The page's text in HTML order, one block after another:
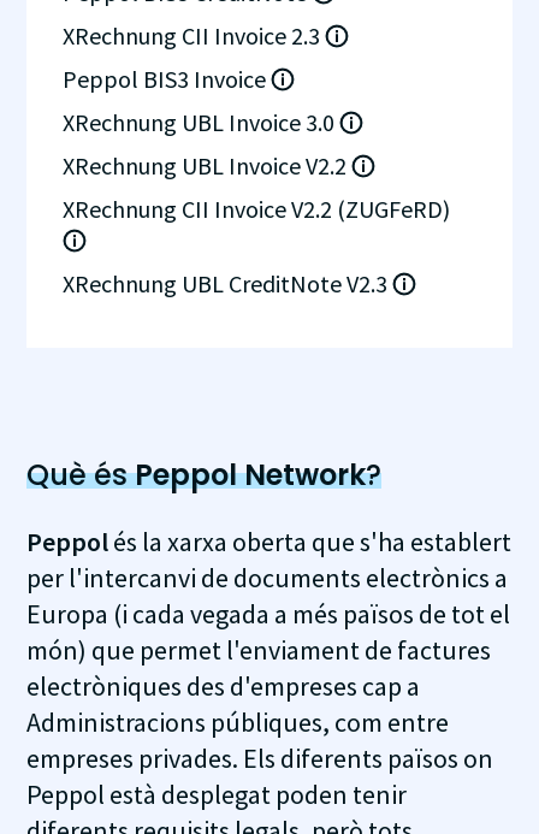
XRechnung CII Invoice 2.3
Peppol BIS3 Invoice
XRechnung UBL Invoice 3.0
XRechnung UBL Invoice V2.2
XRechnung CII Invoice V2.2 (ZUGFeRD)
XRechnung UBL CreditNote V2.3
Què ésPeppol Network?
Peppolés la xarxa oberta que s'ha establert
per l'intercanvi de documents electrònics a
Europa (i cada vegada a més països de tot el
món) que permet l'enviament de factures
electròniques des d'empreses cap a
Administracions públiques, com entre
empreses privades. Els diferents països on
Peppol està desplegat poden tenir